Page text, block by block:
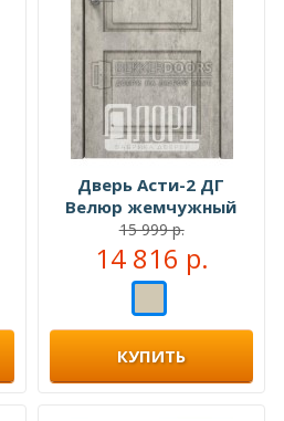
Дверь Асти-2 ДГ
Велюр жемчужный
15 999 р.
14 816 р.
КУПИТЬ